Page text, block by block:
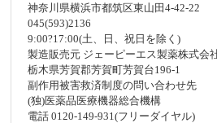
神奈川県横浜市都筑区東山田4-42-22
045(593)2136
9:00?17:00(土、日、祝日を除く)
製造販売元 ジェーピーエス製薬株式会
栃木県芳賀郡芳賀町芳賀台196-1
副作用被害救済制度の問い合わせ先
(独)医薬品医療機器総合機構
電話 0120-149-931(フリーダイヤル)